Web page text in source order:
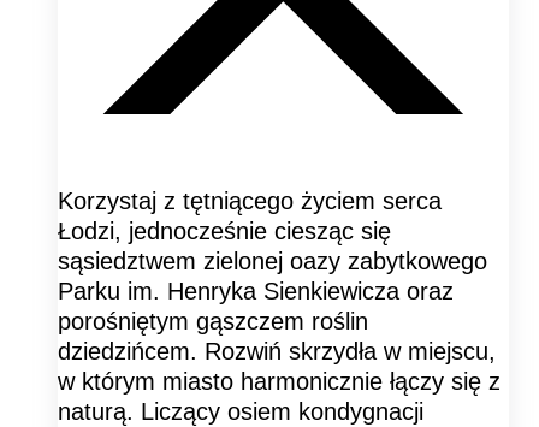
Korzystaj z tętniącego życiem serca
Łodzi, jednocześnie ciesząc się
sąsiedztwem zielonej oazy zabytkowego
Parku im. Henryka Sienkiewicza oraz
porośniętym gąszczem roślin
dziedzińcem. Rozwiń skrzydła w miejscu,
w którym miasto harmonicznie łączy się z
naturą. Liczący osiem kondygnacji